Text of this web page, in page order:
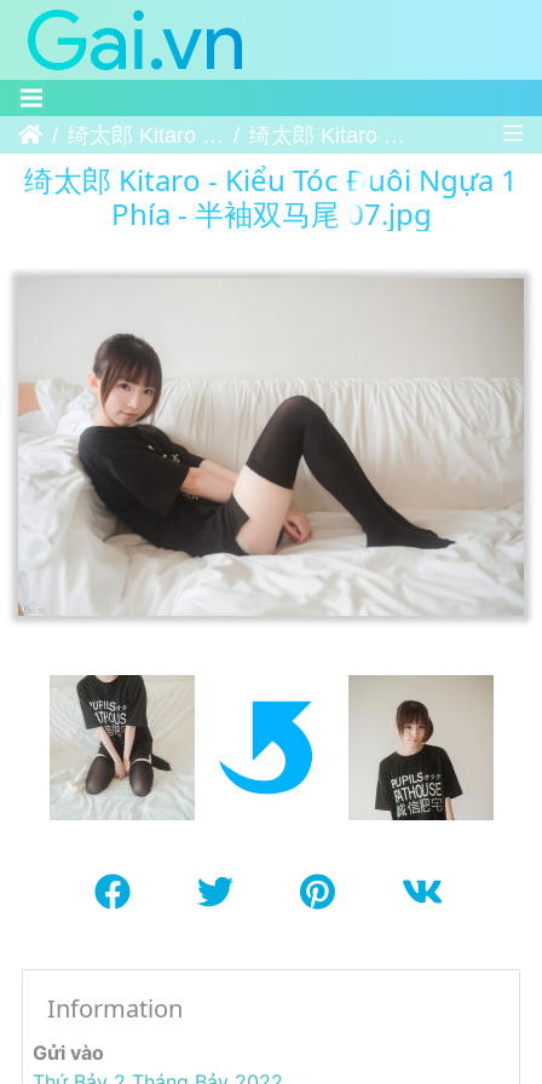
Trang chủ绮太郎 Kitaro - Kiểu Tóc Đuôi Ngựa 1 Phía - 半袖双马尾 绮太郎 Kitaro - Kiểu Tóc Đuôi Ngựa 1 Phía - 半袖双马尾 07
绮太郎 Kitaro - Kiểu Tóc Đuôi Ngựa 1
Phía - 半袖双马尾 07.jpg
Information
Gửi vào